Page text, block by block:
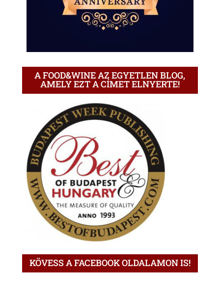
A FOOD&WINE AZ EGYETLEN BLOG,
AMELY EZT A CÍMET ELNYERTE!
KÖVESS A FACEBOOK OLDALAMON IS!